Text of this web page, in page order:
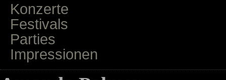
Konzerte
Festivals
Parties
Impressionen